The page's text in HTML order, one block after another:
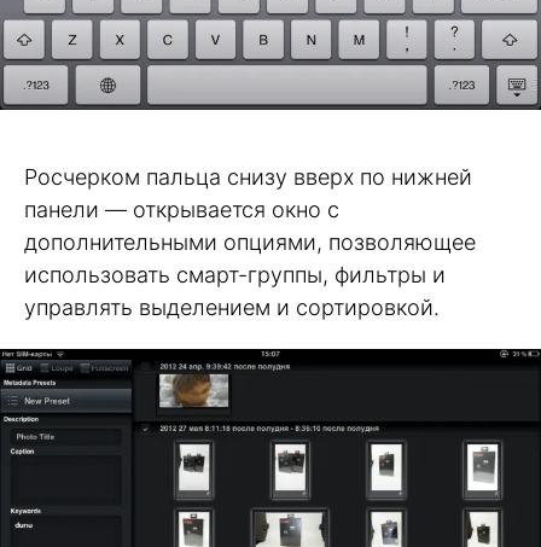
Росчерком пальца снизу вверх по нижней
панели — открывается окно с
дополнительными опциями, позволяющее
использовать смарт-группы, фильтры и
управлять выделением и сортировкой.